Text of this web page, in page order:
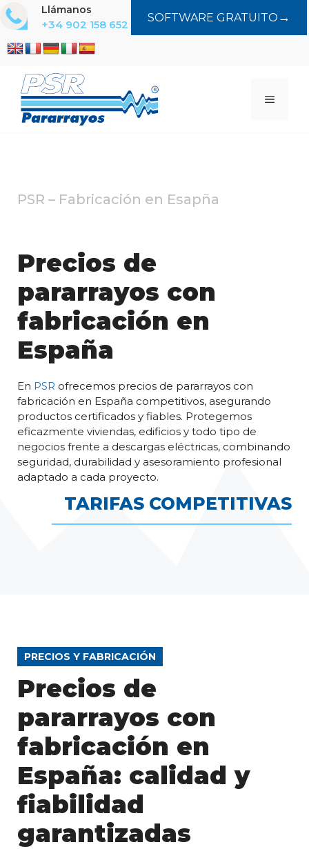
Saltar
al
Llámanos
+34 902 158 652
SOFTWARE GRATUITO →
MENÚ
PSR – Fabricación en Esapña
Precios de
pararrayos con
fabricación en
España
En PSR ofrecemos precios de pararrayos con
fabricación en España competitivos, asegurando
productos certificados y fiables. Protegemos
eficazmente viviendas, edificios y todo tipo de
negocios frente a descargas eléctricas, combinando
seguridad, durabilidad y asesoramiento profesional
adaptado a cada proyecto.
TARIFAS COMPETITIVAS
PRECIOS Y FABRICACIÓN
Precios de
pararrayos con
fabricación en
España: calidad y
fiabilidad
garantizadas